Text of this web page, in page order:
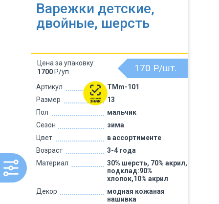
Варежки детские,
двойные, шерсть
Артикул
TMm-101
Размер
13
Пол
мальчик
Сезон
зима
Цвет
в ассортименте
Возраст
3-4 года
Материал
30% шерсть, 70% акрил,
подклад:90%
хлопок,10% акрил
Декор
модная кожаная
нашивка
170 Р/шт.
Цена за упаковку:
1700 Р/уп.